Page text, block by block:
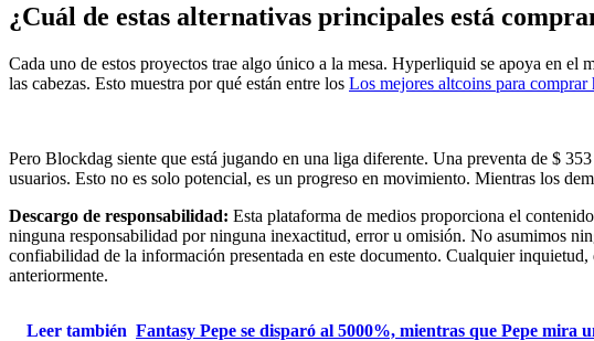
¿Cuál de estas alternativas principales está
Cada uno de estos proyectos trae algo único a la mesa. Hyperliquid se apoya en
las cabezas. Esto muestra por qué están entre los Los mejores altcoins para comprar
Pero Blockdag siente que está jugando en una liga diferente. Una preventa de $
usuarios. Esto no es solo potencial, es un progreso en movimiento. Mientras los
Descargo de responsabilidad: Esta plataforma de medios proporciona el
ninguna responsabilidad por ninguna inexactitud, error u omisión. No asumimos
confiabilidad de la información presentada en este documento. Cualquier
anteriormente.
Leer también Fantasy Pepe se disparó al 5000%, mientras que Pepe mira